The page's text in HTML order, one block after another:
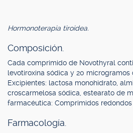
Hormonoterapia tiroidea.
Composición.
Cada comprimido de Novothyral
levotiroxina sódica y 20 microgramos
Excipientes: lactosa monohidrato,
croscarmelosa sódica, estearato de
farmacéutica: Comprimidos redondos
Farmacología.